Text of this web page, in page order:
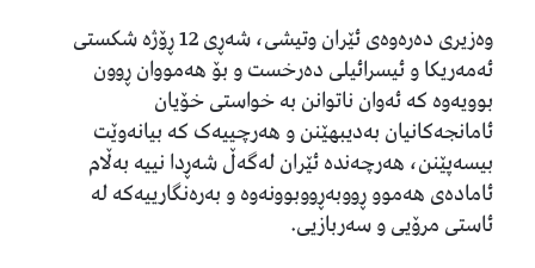
وەزیری دەرەوەی ئێران وتیشی، شەڕی 12 ڕۆژە شکستی
ئەمەریکا و ئیسرائیلی دەرخست و بۆ هەمووان ڕوون
بوویەوە کە ئەوان ناتوانن بە خواستی خۆیان
ئامانجەکانیان بەدیبهێنن و هەرچییەک کە بیانەوێت
بیسەپێنن، هەرچەندە ئێران لەگەڵ شەڕدا نییە بەڵام
ئامادەی هەموو ڕووبەڕووبوونەوە و بەرەنگارییەکە لە
ئاستی مرۆیی و سەربازیی.